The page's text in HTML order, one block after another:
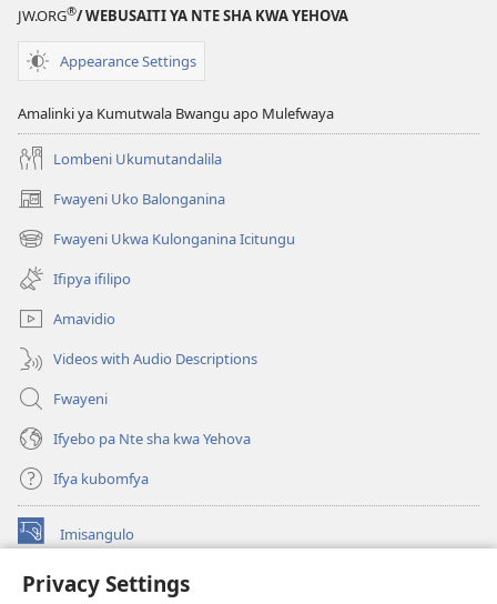
Privacy Settings
JW.ORG®/ WEBUSAITI YA NTE SHA KWA YEHOVA
Appearance Settings
Amalinki ya Kumutwala Bwangu apo Mulefwaya
Lombeni Ukumutandalila
Fwayeni Uko Balonganina
(yalaisula
na
imbi)
Fwayeni Ukwa Kulonganina Icitungu
(yalaisula
na
imbi)
Ifipya ifilipo
Amavidio
Videos with Audio Descriptions
Fwayeni
Ifyebo pa Nte sha kwa Yehova
Ifya kubomfya
Imisangulo
(yalaisula
imbi) Watchtower LAIBRARE YA PA INTANETI™